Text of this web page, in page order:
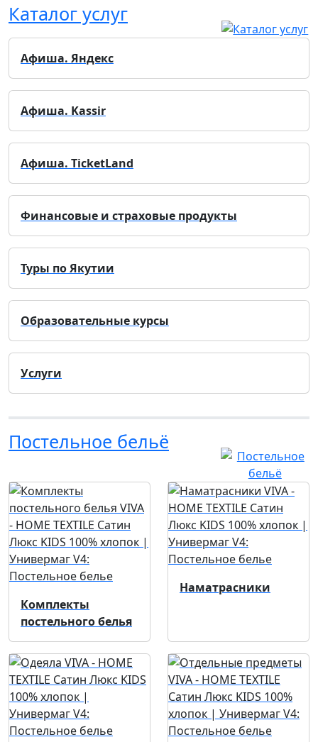
Каталог услуг
Афиша. Яндекс
Афиша. Kassir
Афиша. TicketLand
Финансовые и страховые продукты
Туры по Якутии
Образовательные курсы
Услуги
Постельное бельё
Комплекты
постельного белья
Наматрасники